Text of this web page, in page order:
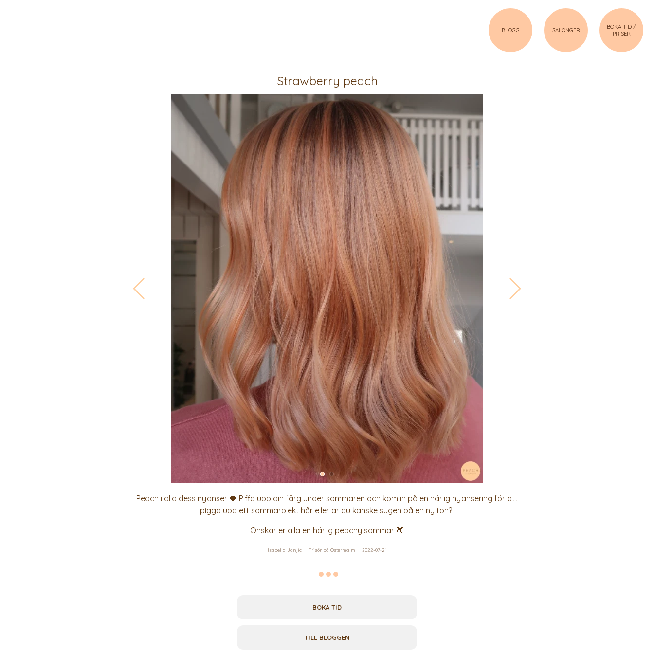
BLOGG SALONGER
BOKA TID /
PRISER
Strawberry peach
Peach i alla dess nyanser 🍓 Piffa upp din färg under sommaren och kom in på en härlig nyansering för att
pigga upp ett sommarblekt hår eller är du kanske sugen på en ny ton?
Önskar er alla en härlig peachy sommar 🍑
Isabella Janjic Frisör på Östermalm 2022-07-21
BOKA TID
TILL BLOGGEN